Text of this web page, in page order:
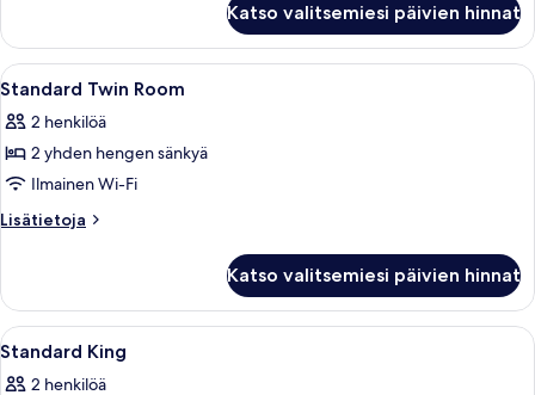
possibility)
kuvat
standard-
huone
(kaksi
(Extra
bed
Katso valitsemiesi päivien hinnat
Avaa
kaikki
huonetyypin
Standard
Twin
Room
Tallelokero huoneessa,
4
Standard Twin Room
2 henkilöä
2 yhden hengen sänkyä
Ilmainen Wi-Fi
Lisätietoja
Lisätietoja
Room
Katso valitsemiesi päivien hinnat
Avaa
kaikki
Tallelokero huoneessa,
3
Standard King
2 henkilöä